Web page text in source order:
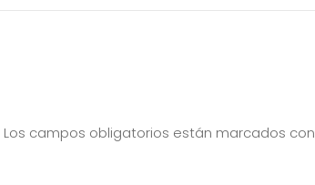
Los campos obligatorios están marcados con